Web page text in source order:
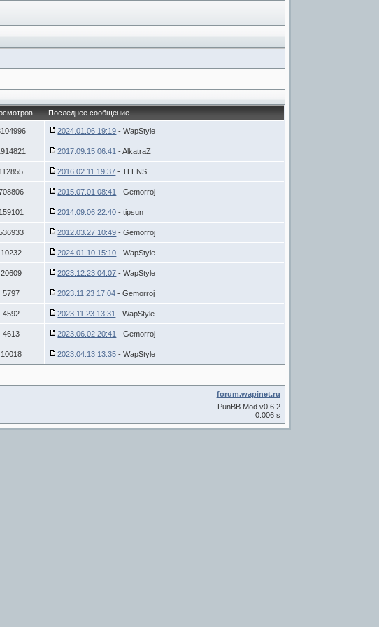
Последнее сообщение
2024.01.06 19:19 - WapStyle
2017.09.15 06:41 - AlkatraZ
112855 2016.02.11 19:37 - TLENS
2015.07.01 08:41 - Gemorroj
159101 2014.09.06 22:40 - tipsun
2012.03.27 10:49 - Gemorroj
10232 2024.01.10 15:10 - WapStyle
20609 2023.12.23 04:07 - WapStyle
5797 2023.11.23 17:04 - Gemorroj
4592 2023.11.23 13:31 - WapStyle
4613 2023.06.02 20:41 - Gemorroj
10018 2023.04.13 13:35 - WapStyle
forum.wapinet.ru
PunBB Mod v0.6.2
0.006 s